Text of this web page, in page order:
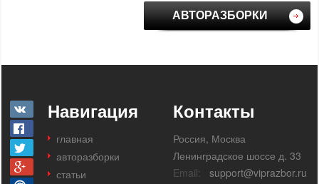
АВТОРАЗБОРКИ
Навигация
главная
авторазборки
статьи
Контакты
Россия, Москва
Ленинградское шоссе д. 33
Email:
support@viprazbor.ru